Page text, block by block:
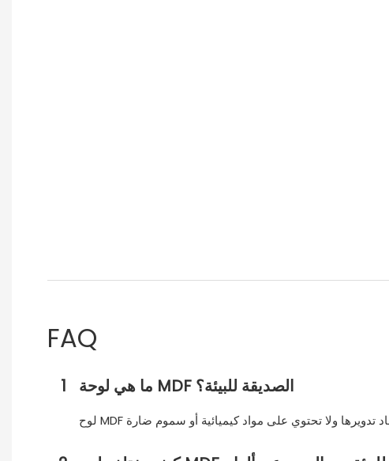
FAQ
1 ما هي لوحة MDF الصديقة للبيئة؟